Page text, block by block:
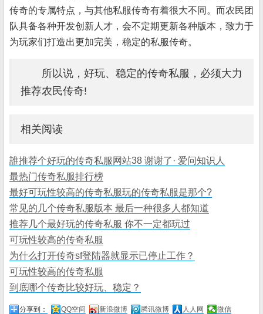
传奇的专属特点，与其他私服传奇有着很大不同。而农民团
队具备各种开发创新人才，会不定期更新各种版本，致力于
为玩家们打造出更加完美，稳定的私服传奇。
所以说，好玩、稳定的传奇私服，必须大力
推荐农民传奇!
相关阅读
誰推荐个好玩的传奇私服网站38 谢谢了· 爱问知识人
最热门传奇私服排行榜
最好可玩性较高的传奇私服玩的传奇私服是那个?
常见的几个传奇私服版本 最后一种很多人都知道
推荐几个最好玩的传奇私服 你不一定都玩过
可玩性较高的传奇私服
为什么打开传奇sf登陆器就显示已停止工作？
可玩性较高的传奇私服
到底哪个传奇比较好玩、稳定？
分享到： QQ空间 新浪微博 腾讯微博 人人网
微信